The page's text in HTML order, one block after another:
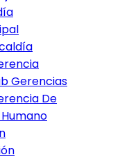
Gerencias
De